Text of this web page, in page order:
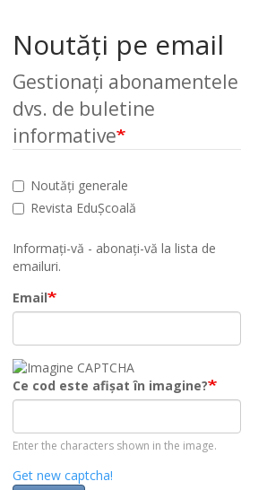
Noutăți pe email
Gestionați abonamentele
dvs. de buletine
informative
Noutăți generale
Revista EduȘcoală
Informați-vă - abonați-vă la lista de
emailuri.
Email
Ce cod este afișat în imagine?
Enter the characters shown in the image.
Get new captcha!